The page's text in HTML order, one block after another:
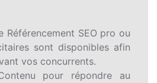
Référencement SEO pro ou
sont disponibles afin
vos concurrents.
pour répondre au